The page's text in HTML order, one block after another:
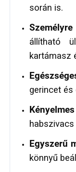
során is.
állítható
kartámasz
gerincet
Egyszerű
könnyű